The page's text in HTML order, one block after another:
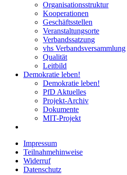
Organisationsstruktur
Kooperationen
Geschäftsstellen
Veranstaltungsorte
Verbandssatzung
vhs Verbandsversammlung
Qualität
Leitbild
Demokratie leben!
Demokratie leben!
PfD Aktuelles
Projekt-Archiv
Dokumente
MIT-Projekt
Impressum
Teilnahmehinweise
Widerruf
Datenschutz